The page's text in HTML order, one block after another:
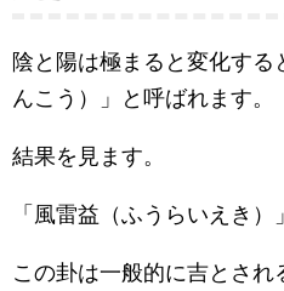
陰と陽は極まると変化す
んこう）」と呼ばれます。
結果を見ます。
「風雷益（ふうらいえき）
この卦は一般的に吉とされ